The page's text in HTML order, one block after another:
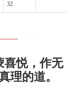
32
悦，作无
理的道。